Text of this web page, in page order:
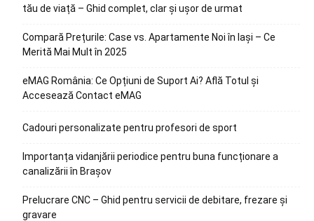
tău de viață – Ghid complet, clar și ușor de urmat
Compară Prețurile: Case vs. Apartamente Noi în Iași – Ce
Merită Mai Mult în 2025
eMAG România: Ce Opțiuni de Suport Ai? Află Totul și
Accesează Contact eMAG
Cadouri personalizate pentru profesori de sport
Importanța vidanjării periodice pentru buna funcționare a
canalizării în Brașov
Prelucrare CNC – Ghid pentru servicii de debitare, frezare și
gravare